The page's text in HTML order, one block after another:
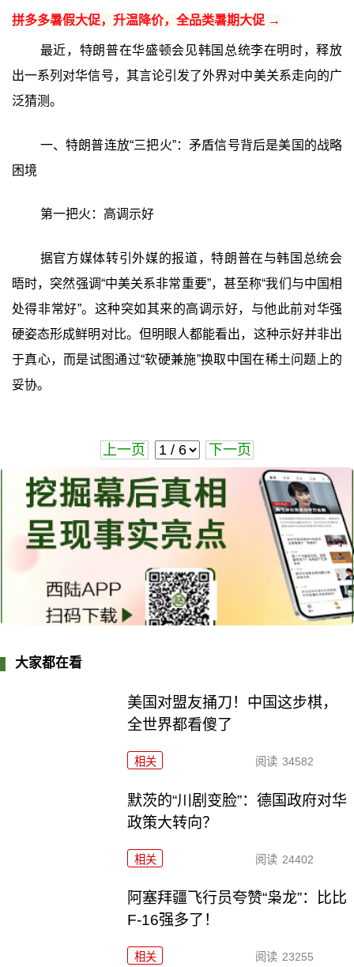
拼多多暑假大促，升温降价，全品类暑期大促 →
最近，特朗普在华盛顿会见韩国总统李在明时，释放
出一系列对华信号，其言论引发了外界对中美关系走向的广
泛猜测。
一、特朗普连放“三把火”：矛盾信号背后是美国的战略
困境
第一把火：高调示好
据官方媒体转引外媒的报道，特朗普在与韩国总统会
晤时，突然强调“中美关系非常重要”，甚至称“我们与中国相
处得非常好”。这种突如其来的高调示好，与他此前对华强
硬姿态形成鲜明对比。但明眼人都能看出，这种示好并非出
于真心，而是试图通过“软硬兼施”换取中国在稀土问题上的
妥协。
上一页 下一页
大家都在看
美国对盟友捅刀！中国这步棋，
全世界都看傻了
相关 阅读 34582
默茨的“川剧变脸”：德国政府对华
政策大转向？
相关 阅读 24402
阿塞拜疆飞行员夸赞“枭龙”：比比
F-16强多了！
相关 阅读 23255